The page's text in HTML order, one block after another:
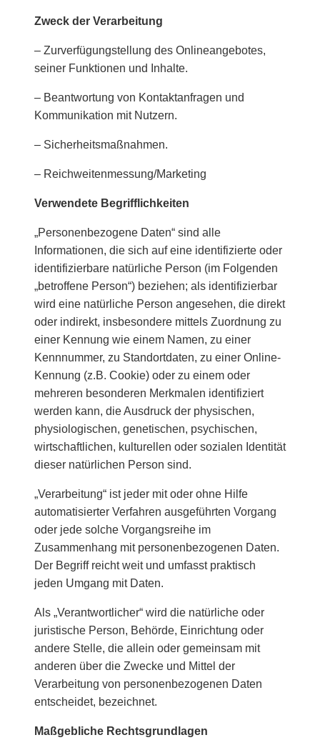
Zweck der Verarbeitung
– Zurverfügungstellung des Onlineangebotes,
seiner Funktionen und Inhalte.
– Beantwortung von Kontaktanfragen und
Kommunikation mit Nutzern.
– Sicherheitsmaßnahmen.
– Reichweitenmessung/Marketing
Verwendete Begrifflichkeiten
„Personenbezogene Daten“ sind alle
Informationen, die sich auf eine identifizierte oder
identifizierbare natürliche Person (im Folgenden
„betroffene Person“) beziehen; als identifizierbar
wird eine natürliche Person angesehen, die direkt
oder indirekt, insbesondere mittels Zuordnung zu
einer Kennung wie einem Namen, zu einer
Kennnummer, zu Standortdaten, zu einer Online-
Kennung (z.B. Cookie) oder zu einem oder
mehreren besonderen Merkmalen identifiziert
werden kann, die Ausdruck der physischen,
physiologischen, genetischen, psychischen,
wirtschaftlichen, kulturellen oder sozialen Identität
dieser natürlichen Person sind.
„Verarbeitung“ ist jeder mit oder ohne Hilfe
automatisierter Verfahren ausgeführten Vorgang
oder jede solche Vorgangsreihe im
Zusammenhang mit personenbezogenen Daten.
Der Begriff reicht weit und umfasst praktisch
jeden Umgang mit Daten.
Als „Verantwortlicher“ wird die natürliche oder
juristische Person, Behörde, Einrichtung oder
andere Stelle, die allein oder gemeinsam mit
anderen über die Zwecke und Mittel der
Verarbeitung von personenbezogenen Daten
entscheidet, bezeichnet.
Maßgebliche Rechtsgrundlagen